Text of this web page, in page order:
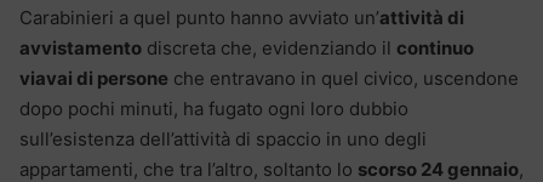
Carabinieri a quel punto hanno avviato un’attività di
avvistamento discreta che, evidenziando il continuo
viavai di persone che entravano in quel civico, uscendone
dopo pochi minuti, ha fugato ogni loro dubbio
sull’esistenza dell’attività di spaccio in uno degli
appartamenti, che tra l’altro, soltanto lo scorso 24 gennaio,